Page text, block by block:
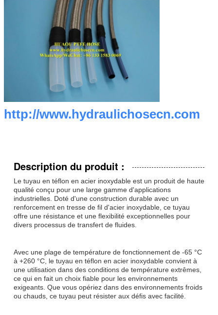
http://www.hydraulichosecn.com
Description du produit :
Le tuyau en téflon en acier inoxydable est un produit de haute
qualité conçu pour une large gamme d'applications
industrielles. Doté d'une construction durable avec un
renforcement en tresse de fil d'acier inoxydable, ce tuyau
offre une résistance et une flexibilité exceptionnelles pour
divers processus de transfert de fluides.
Avec une plage de température de fonctionnement de -65 °C
à +260 °C, le tuyau en téflon en acier inoxydable convient à
une utilisation dans des conditions de température extrêmes,
ce qui en fait un choix fiable pour les environnements
exigeants. Que vous opériez dans des environnements froids
ou chauds, ce tuyau peut résister aux défis avec facilité.